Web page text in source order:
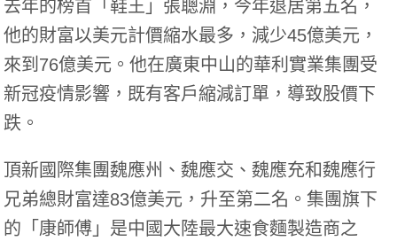
去年的榜首「鞋王」張聰淵，今年退居第五名，
他的財富以美元計價縮水最多，減少45億美元，
來到76億美元。他在廣東中山的華利實業集團受
新冠疫情影響，既有客戶縮減訂單，導致股價下
跌。
頂新國際集團魏應州、魏應交、魏應充和魏應行
兄弟總財富達83億美元，升至第二名。集團旗下
的「康師傅」是中國大陸最大速食麵製造商之